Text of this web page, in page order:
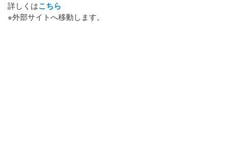
詳しくはこちら
※外部サイトへ移動します。